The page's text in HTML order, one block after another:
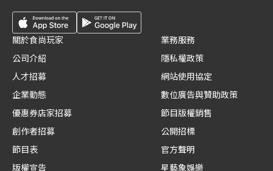
關於食尚玩家
公司介紹
人才招募
企業動態
優惠券店家招募
創作者招募
節目表
版權宣告
業務服務
隱私權政策
網站使用協定
數位廣告與贊助政策
節目版權銷售
公開招標
官方聲明
星藝象娛樂